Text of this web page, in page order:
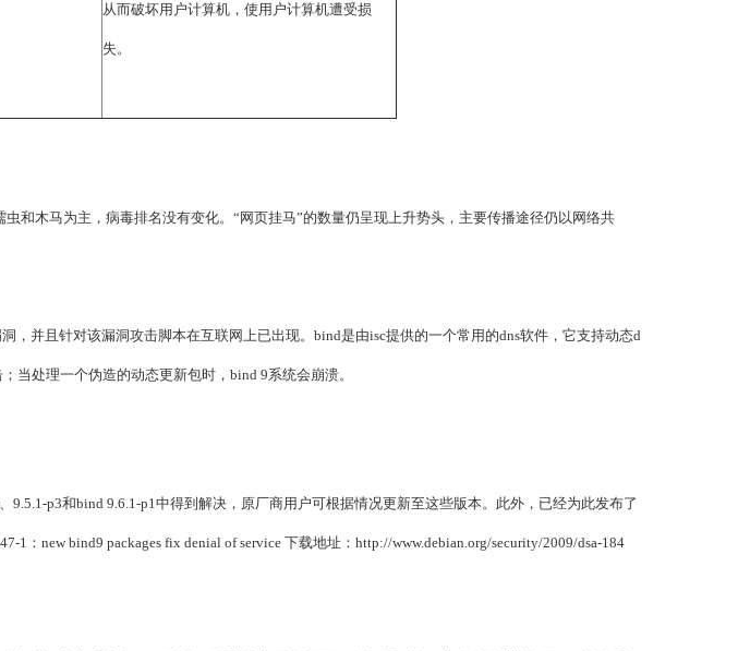
从而破坏用户计算机，使用户计算机遭受损
失。
和木马为主，病毒排名没有变化。“网页挂马”的数量仍呈现上升势头，主要传播途径仍以网络共
并且针对该漏洞攻击脚本在互联网上已出现。bind是由isc提供的一个常用的dns软件，它支持动态d
当处理一个伪造的动态更新包时，bind 9系统会崩溃。
9.5.1-p3和bind 9.6.1-p1中得到解决，原厂商用户可根据情况更新至这些版本。此外，已经为此发布了
1：new bind9 packages fix denial of service 下载地址：http://www.debian.org/security/2009/dsa-184